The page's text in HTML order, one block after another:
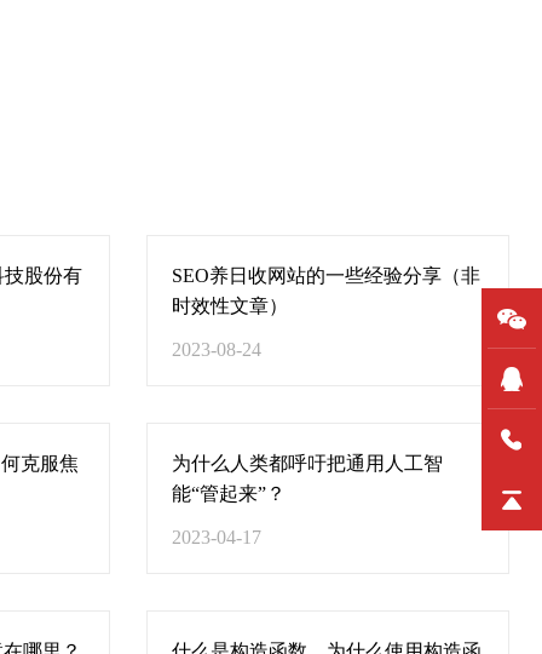
股份有
SEO养日收网站的一些经验分享（非
时效性文章）
2023-08-24
克服焦
为什么人类都呼吁把通用人工智
能“管起来”？
2023-04-17